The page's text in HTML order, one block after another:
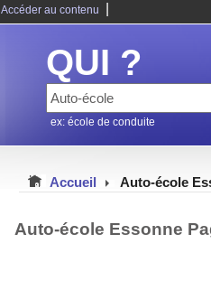
Accéder au contenu
QUI ?
ex: école de conduite
Accueil Auto-école
Auto-école Essonne